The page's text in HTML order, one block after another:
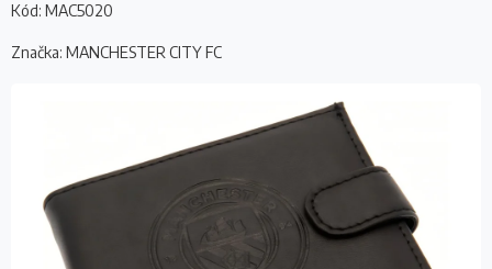
Kód: MAC5020
Značka: MANCHESTER CITY FC